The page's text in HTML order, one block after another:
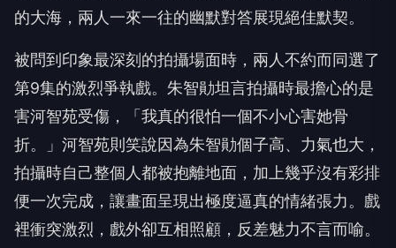
的大海，兩人一來一往的幽默對答展現絕佳默契。
被問到印象最深刻的拍攝場面時，兩人不約而同選了
第9集的激烈爭執戲。朱智勛坦言拍攝時最擔心的是
害河智苑受傷，「我真的很怕一個不小心害她骨
折。」河智苑則笑說因為朱智勛個子高、力氣也大，
拍攝時自己整個人都被抱離地面，加上幾乎沒有彩排
便一次完成，讓畫面呈現出極度逼真的情緒張力。戲
裡衝突激烈，戲外卻互相照顧，反差魅力不言而喻。